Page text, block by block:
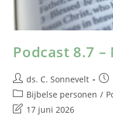
Podcast 8.7
ds. C. Sonnevelt
Bijbelse personen /
17 juni 2026